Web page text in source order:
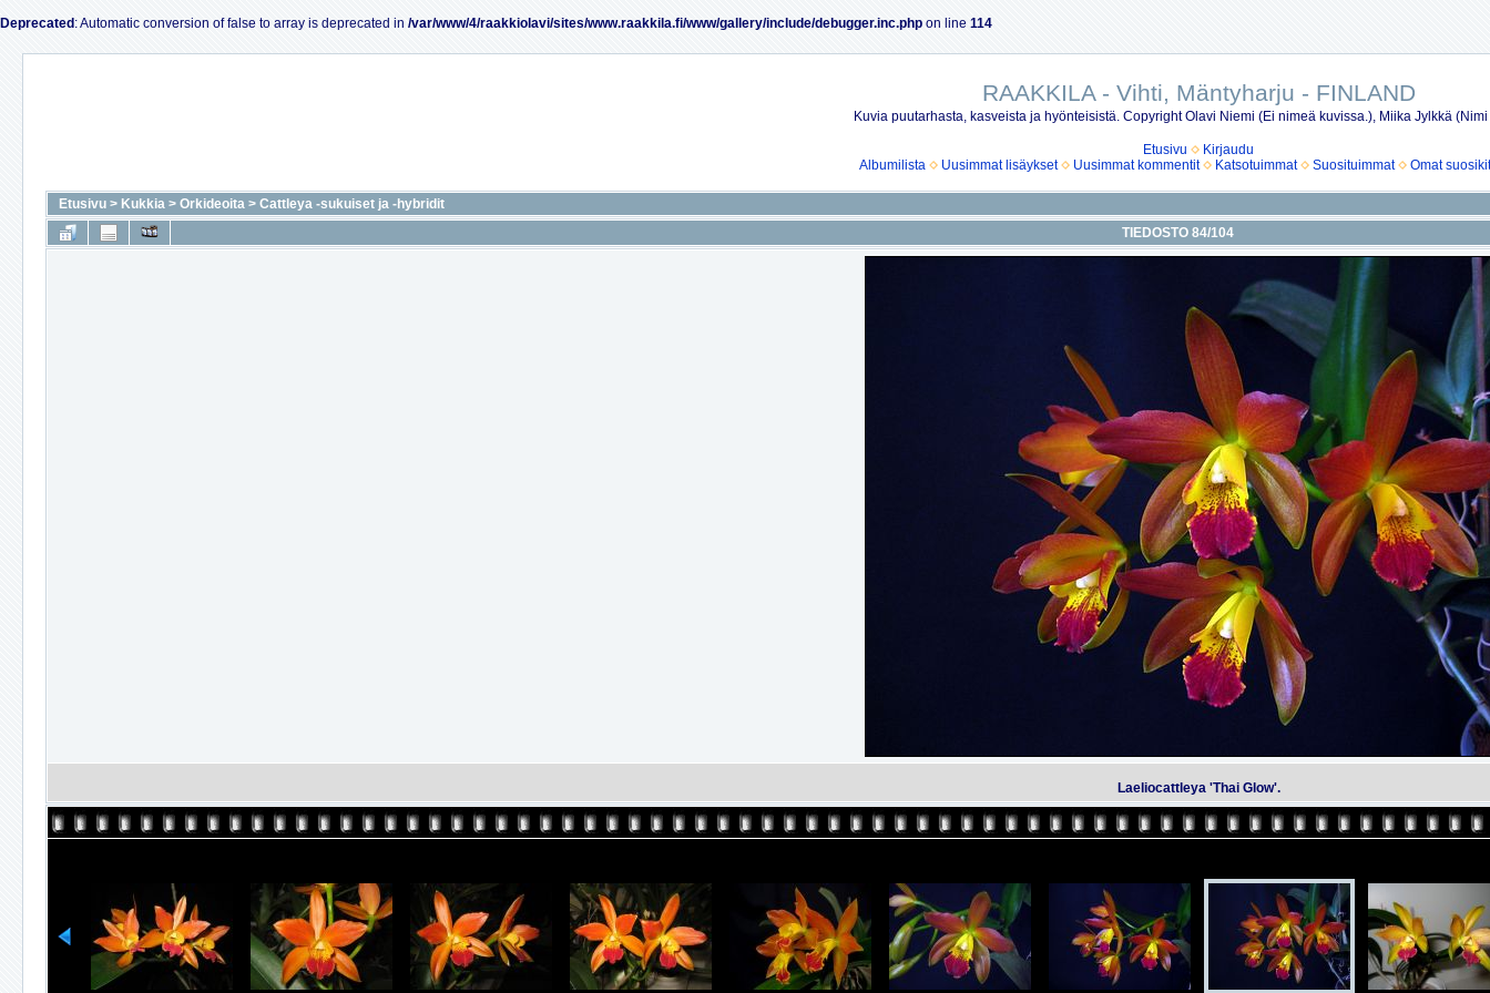
Deprecated : Automatic conversion of false to array is deprecated in /var/www/4/raakkiolavi/sites/www.raakkila.fi/www/gallery/include/debugger.inc.php on line 114
RAAKKILA - Vihti, Mäntyharju - FINLAND
Kuvia puutarhasta, kasveista ja hyönteisistä. Copyright Olavi Niemi (Ei nimeä kuvissa.), Miika Jylkkä
Etusivu
Kirjaudu
Albumilista
Uusimmat lisäykset Uusimmat kommentit Katsotuimmat Suosituimmat Omat suosikit
Etusivu > Kukkia > Orkideoita > Cattleya -sukuiset ja -hybridit
TIEDOSTO 84/104
Laeliocattleya 'Thai Glow'.